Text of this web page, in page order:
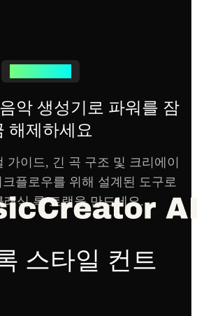
악 생성기로 파워를 잠
해제하세요
가이드, 긴 곡 구조 및 크리에이
플로우를 위해 설계된 도구로
래식 록 트랙을 만드세요.
스타일 컨트